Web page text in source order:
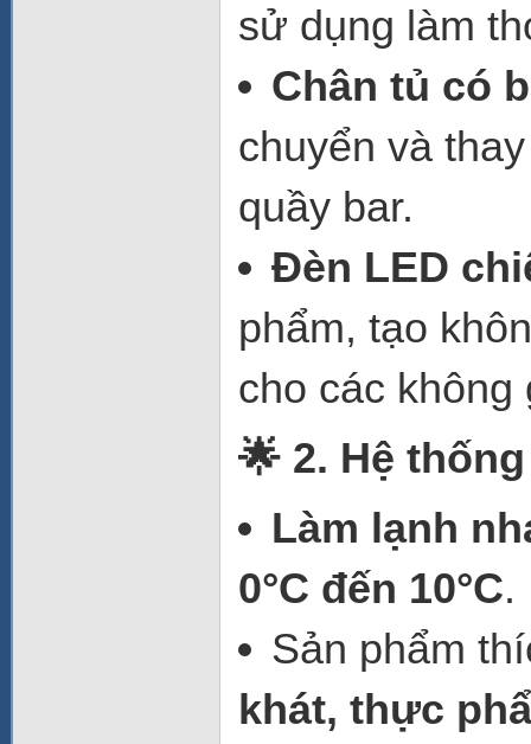
sử dụng làm
Chân tủ có
chuyển và
quầy bar.
Đèn LED
phẩm, tạo
cho các không
🌟 2. Hệ
Làm lạnh
0°C đến 10°C.
Sản phẩm
khát, thực